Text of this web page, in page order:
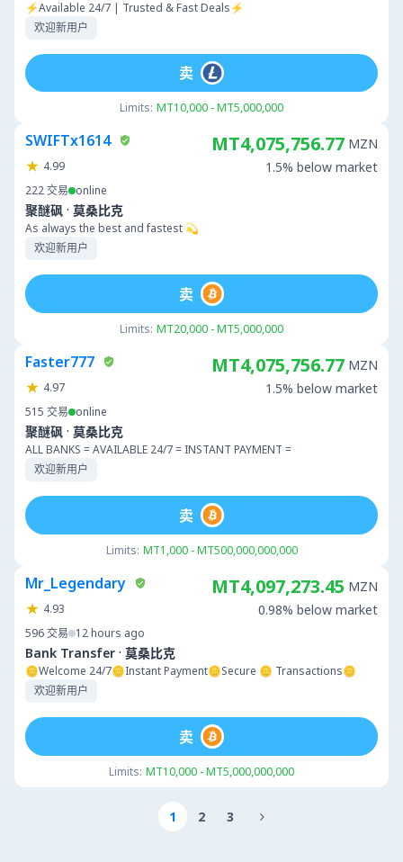
⚡Available 24/7 | Trusted & Fast Deals⚡
欢迎新用户
Limits: MT10,000 - MT5,000,000
卖
SWIFTx1614
4.99
222交易 online
聚醚砜 · 莫桑比克
As always the best and fastest 💫
欢迎新用户
MT4,075,756.77 MZN
1.5% below market
Limits: MT20,000 - MT5,000,000
卖
Faster777
4.97
515 交易 online
聚醚砜 · 莫桑比克
ALL BANKS = AVAILABLE 24/7 = INSTANT PAYMENT =
欢迎新用户
MT4,075,756.77 MZN
1.5% below market
Limits: MT1,000 - MT500,000,000,000
卖
Mr_Legendary
4.93
596交易 12 hours ago
Bank Transfer · 莫桑比克
🪙Welcome 24/7🪙Instant Payment🪙Secure 🪙 Transactions🪙
欢迎新用户
MT4,097,273.45 MZN
0.98% below market
Limits: MT10,000 - MT5,000,000,000
卖
1 2 3 